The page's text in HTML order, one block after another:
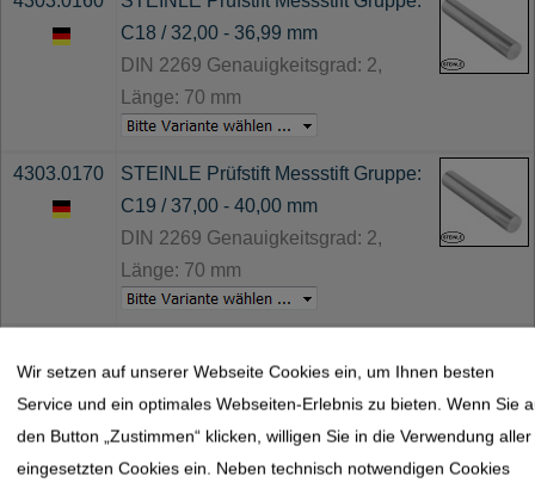
C18 / 32,00 - 36,99 mm
DIN 2269 Genauigkeitsgrad: 2,
Länge: 70 mm
4303.0170
STEINLE Prüfstift Messstift Gruppe:
C19 / 37,00 - 40,00 mm
DIN 2269 Genauigkeitsgrad: 2,
Länge: 70 mm
C20 / 40,01 - 50,00 mm
DIN 2269 Genauigkeitsgrad: 2,
Länge: 70 mm
Wir setzen auf unserer Webseite Cookies ein, um Ihnen besten
Service und ein optimales Webseiten-Erlebnis zu bieten. Wenn Sie
den Button „Zustimmen“ klicken, willigen Sie in die Verwendung aller
eingesetzten Cookies ein. Neben technisch notwendigen Cookies